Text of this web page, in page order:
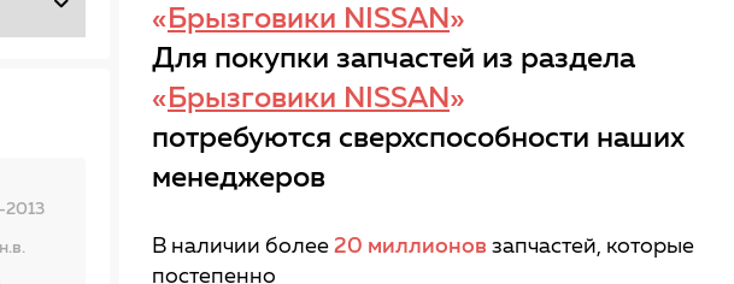
« Брызговики NISSAN »
Для покупки запчастей из раздела
« Брызговики NISSAN »
потребуются сверхспособности наших
менеджеров
В наличии более 20 миллионов запчастей, которые
постепенно